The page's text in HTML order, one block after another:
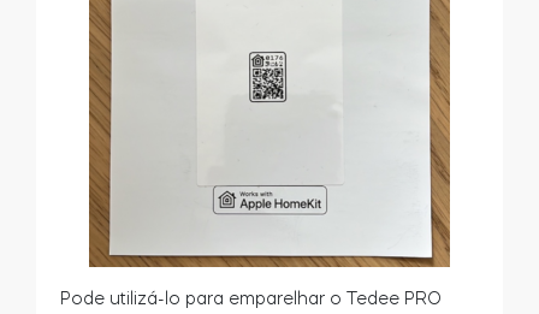
Pode utilizá-lo para emparelhar o Tedee PRO